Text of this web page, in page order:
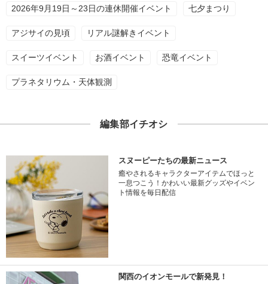
2026年9月19日～23日の連休開催イベント 七夕まつり
アジサイの見頃 リアル謎解きイベント
スイーツイベント お酒イベント 恐竜イベント
プラネタリウム・天体観測
編集部イチオシ
スヌーピーたちの最新ニュース
癒やされるキャラクターアイテムでほっと
一息つこう！かわいい最新グッズやイベン
ト情報を毎日配信
関西のイオンモールで新発見！